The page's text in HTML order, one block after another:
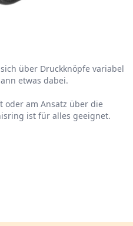
über Druckknöpfe variabel
etwas dabei.
oder am Ansatz über die
ist für alles geeignet.